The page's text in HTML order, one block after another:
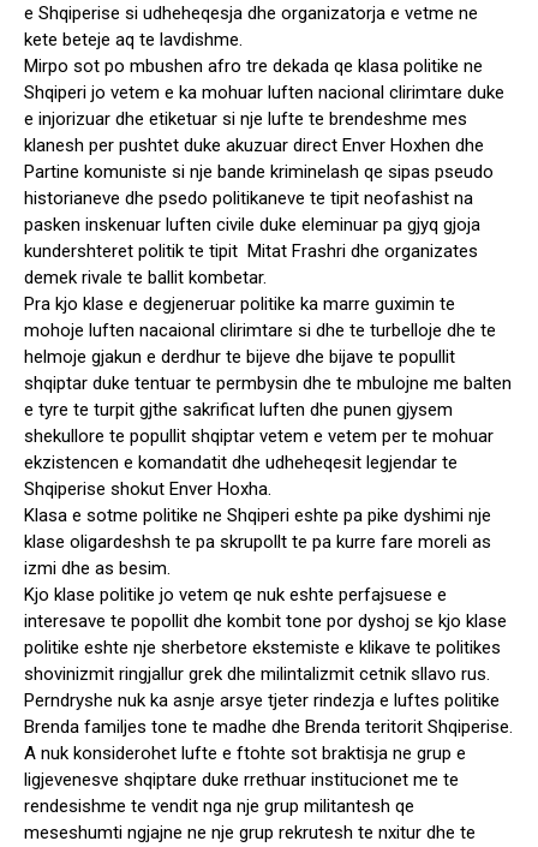
e Shqiperise si udheheqesja dhe organizatorja e vetme ne
kete beteje aq te lavdishme.
Mirpo sot po mbushen afro tre dekada qe klasa politike ne
Shqiperi jo vetem e ka mohuar luften nacional clirimtare duke
e injorizuar dhe etiketuar si nje lufte te brendeshme mes
klanesh per pushtet duke akuzuar direct Enver Hoxhen dhe
Partine komuniste si nje bande kriminelash qe sipas pseudo
historianeve dhe psedo politikaneve te tipit neofashist na
pasken inskenuar luften civile duke eleminuar pa gjyq gjoja
kundershteret politik te tipit Mitat Frashri dhe organizates
demek rivale te ballit kombetar.
Pra kjo klase e degjeneruar politike ka marre guximin te
mohoje luften nacaional clirimtare si dhe te turbelloje dhe te
helmoje gjakun e derdhur te bijeve dhe bijave te popullit
shqiptar duke tentuar te permbysin dhe te mbulojne me balten
e tyre te turpit gjthe sakrificat luften dhe punen gjysem
shekullore te popullit shqiptar vetem e vetem per te mohuar
ekzistencen e komandatit dhe udheheqesit legjendar te
Shqiperise shokut Enver Hoxha.
Klasa e sotme politike ne Shqiperi eshte pa pike dyshimi nje
klase oligardeshsh te pa skrupollt te pa kurre fare moreli as
izmi dhe as besim.
Kjo klase politike jo vetem qe nuk eshte perfajsuese e
interesave te popollit dhe kombit tone por dyshoj se kjo klase
politike eshte nje sherbetore ekstemiste e klikave te politikes
shovinizmit ringjallur grek dhe milintalizmit cetnik sllavo rus.
Perndryshe nuk ka asnje arsye tjeter rindezja e luftes politike
Brenda familjes tone te madhe dhe Brenda teritorit Shqiperise.
A nuk konsiderohet lufte e ftohte sot braktisja ne grup e
ligjevenesve shqiptare duke rrethuar institucionet me te
rendesishme te vendit nga nje grup militantesh qe
meseshumti ngjajne ne nje grup rekrutesh te nxitur dhe te